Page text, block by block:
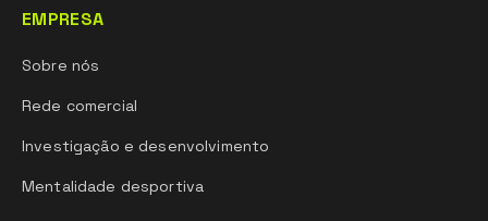
EMPRESA
Sobre nós
Rede comercial
Investigação e desenvolvimento
Mentalidade desportiva